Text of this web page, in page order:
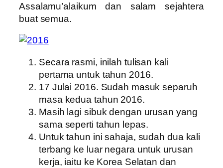
Assalamu’alaikum dan salam sejahtera
buat semua.
Secara rasmi, inilah tulisan kali
pertama untuk tahun 2016.
17 Julai 2016. Sudah masuk separuh
masa kedua tahun 2016.
Masih lagi sibuk dengan urusan yang
sama seperti tahun lepas.
Untuk tahun ini sahaja, sudah dua kali
terbang ke luar negara untuk urusan
kerja, iaitu ke Korea Selatan dan